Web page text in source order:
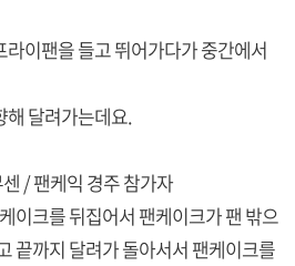
이팬을 들고 뛰어가다가 중간에서
해 달려가는데요.
/ 팬케익 경주 참가자
이크를 뒤집어서 팬케이크가 팬 밖으
끝까지 달려가 돌아서서 팬케이크를